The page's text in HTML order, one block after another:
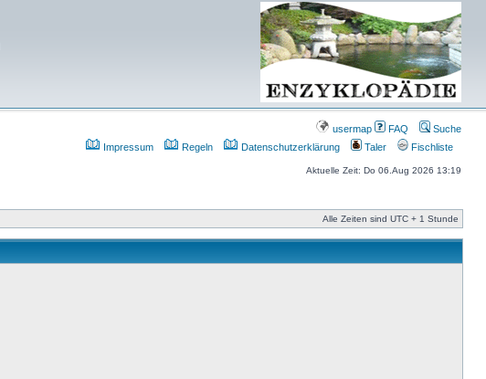
usermap FAQ
Suche
Impressum
Regeln Datenschutzerklärung Taler Fischliste
Aktuelle Zeit: Do 06.Aug 2026 13:19
Alle Zeiten sind UTC + 1 Stunde